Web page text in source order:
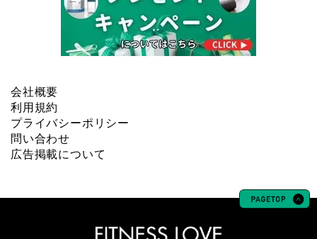
会社概要
利用規約
プライバシーポリシー
問い合わせ
広告掲載について